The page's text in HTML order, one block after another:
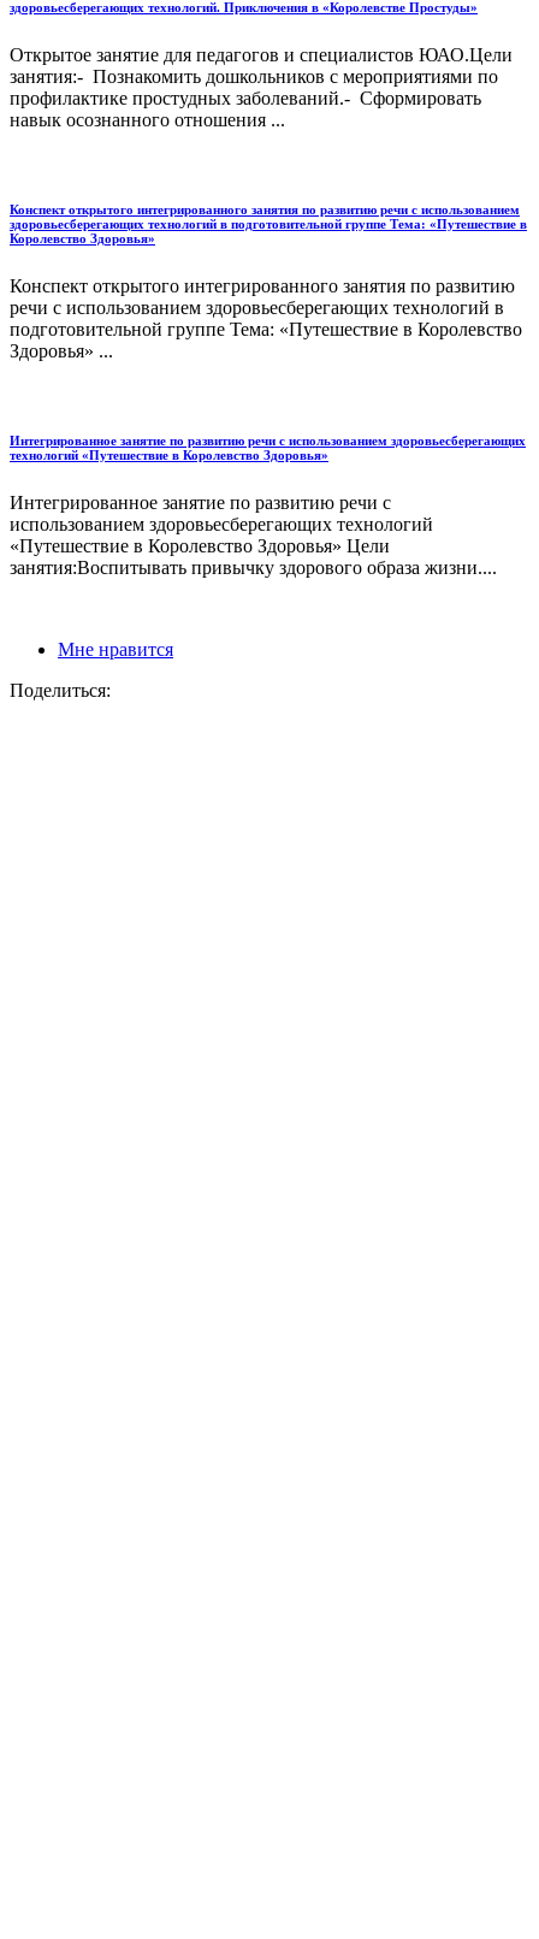
здоровьесберегающих технологий. Приключения в «Королевстве Простуды»
Открытое занятие для педагогов и специалистов ЮАО.Цели
занятия:- Познакомить дошкольников с мероприятиями по
профилактике простудных заболеваний.- Сформировать
навык осознанного отношения ...
Конспект открытого интегрированного занятия по развитию речи с использованием
здоровьесберегающих технологий в подготовительной группе Тема: «Путешествие в
Королевство Здоровья»
Конспект открытого интегрированного занятия по развитию
речи с использованием здоровьесберегающих технологий в
подготовительной группе Тема: «Путешествие в Королевство
Здоровья» ...
Интегрированное занятие по развитию речи с использованием здоровьесберегающих
технологий «Путешествие в Королевство Здоровья»
Интегрированное занятие по развитию речи с
использованием здоровьесберегающих технологий
«Путешествие в Королевство Здоровья» Цели
занятия:Воспитывать привычку здорового образа жизни....
Мне нравится
Поделиться: